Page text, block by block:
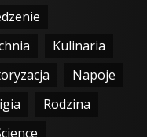
Kulinaria
Napoje
Rodzina